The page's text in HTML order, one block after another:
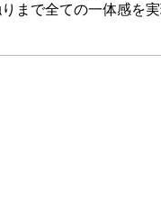
まで全ての一体感を